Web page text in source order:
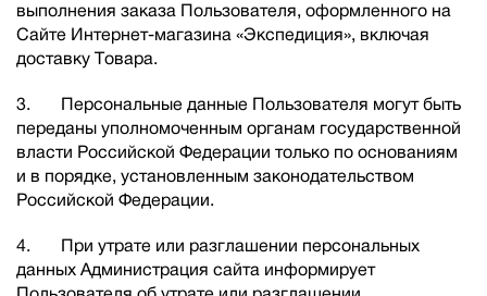
выполнения заказа Пользователя, оформленного на
Сайте Интернет-магазина «Экспедиция», включая
доставку Товара.
3. Персональные данные Пользователя могут быть
переданы уполномоченным органам государственной
власти Российской Федерации только по основаниям
и в порядке, установленным законодательством
Российской Федерации.
4. При утрате или разглашении персональных
данных Администрация сайта информирует